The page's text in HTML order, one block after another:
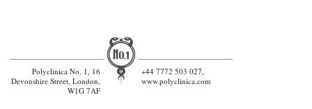
Polyclinica No. 1, 16
Devonshire Street, London,
W1G 7AF
+44 7772 503 027,
www.polyclinica.com